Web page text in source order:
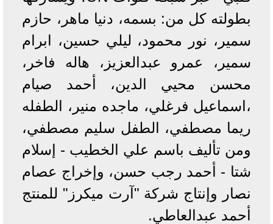
بطولته كل من: بسمه، دنيا ماهر، حازم
سمير، نور محمود، ليلي حسين، ابرام
سمير، عمرو عبدالعزيز، هاله فاخر،
محسن محيي الدين، أحمد صيام
،اسماعيل فرغلي، ماجده منير، الطفله
ريما مصطفي، الطفل سليم مصطفي،
ومن تأليف باسم علي الخطيب - إسلام
شتا - أحمد رجب حسن، وإخراج عصام
نصار وإنتاج شركة "آرت ميكرز" للمنتج
أحمد عبدالعاطي.